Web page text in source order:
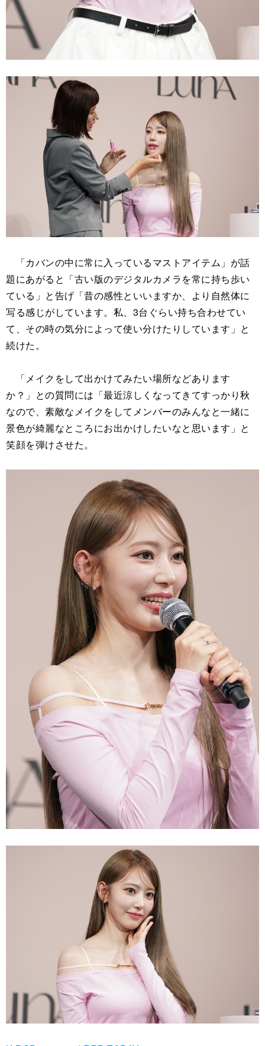
「カバンの中に常に入っているマストアイテム」が話
題にあがると「古い版のデジタルカメラを常に持ち歩い
ている」と告げ「昔の感性といいますか、より自然体に
写る感じがしています。私、3台ぐらい持ち合わせてい
て、その時の気分によって使い分けたりしています」と
続けた。
「メイクをして出かけてみたい場所などあります
か？」との質問には「最近涼しくなってきてすっかり秋
なので、素敵なメイクをしてメンバーのみんなと一緒に
景色が綺麗なところにお出かけしたいなと思います」と
笑顔を弾けさせた。